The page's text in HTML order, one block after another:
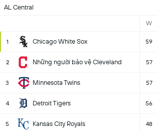
AL Central
W
1 Chicago White Sox 59
2 Những người bảo vệ Cleveland 57
3 Minnesota Twins 57
4 Detroit Tigers 56
5 Kansas City Royals 48